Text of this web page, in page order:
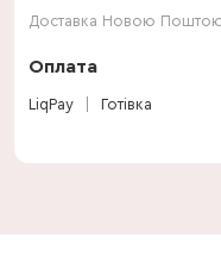
Доставка Новою Поштою
Оплата
LiqPay Готівка